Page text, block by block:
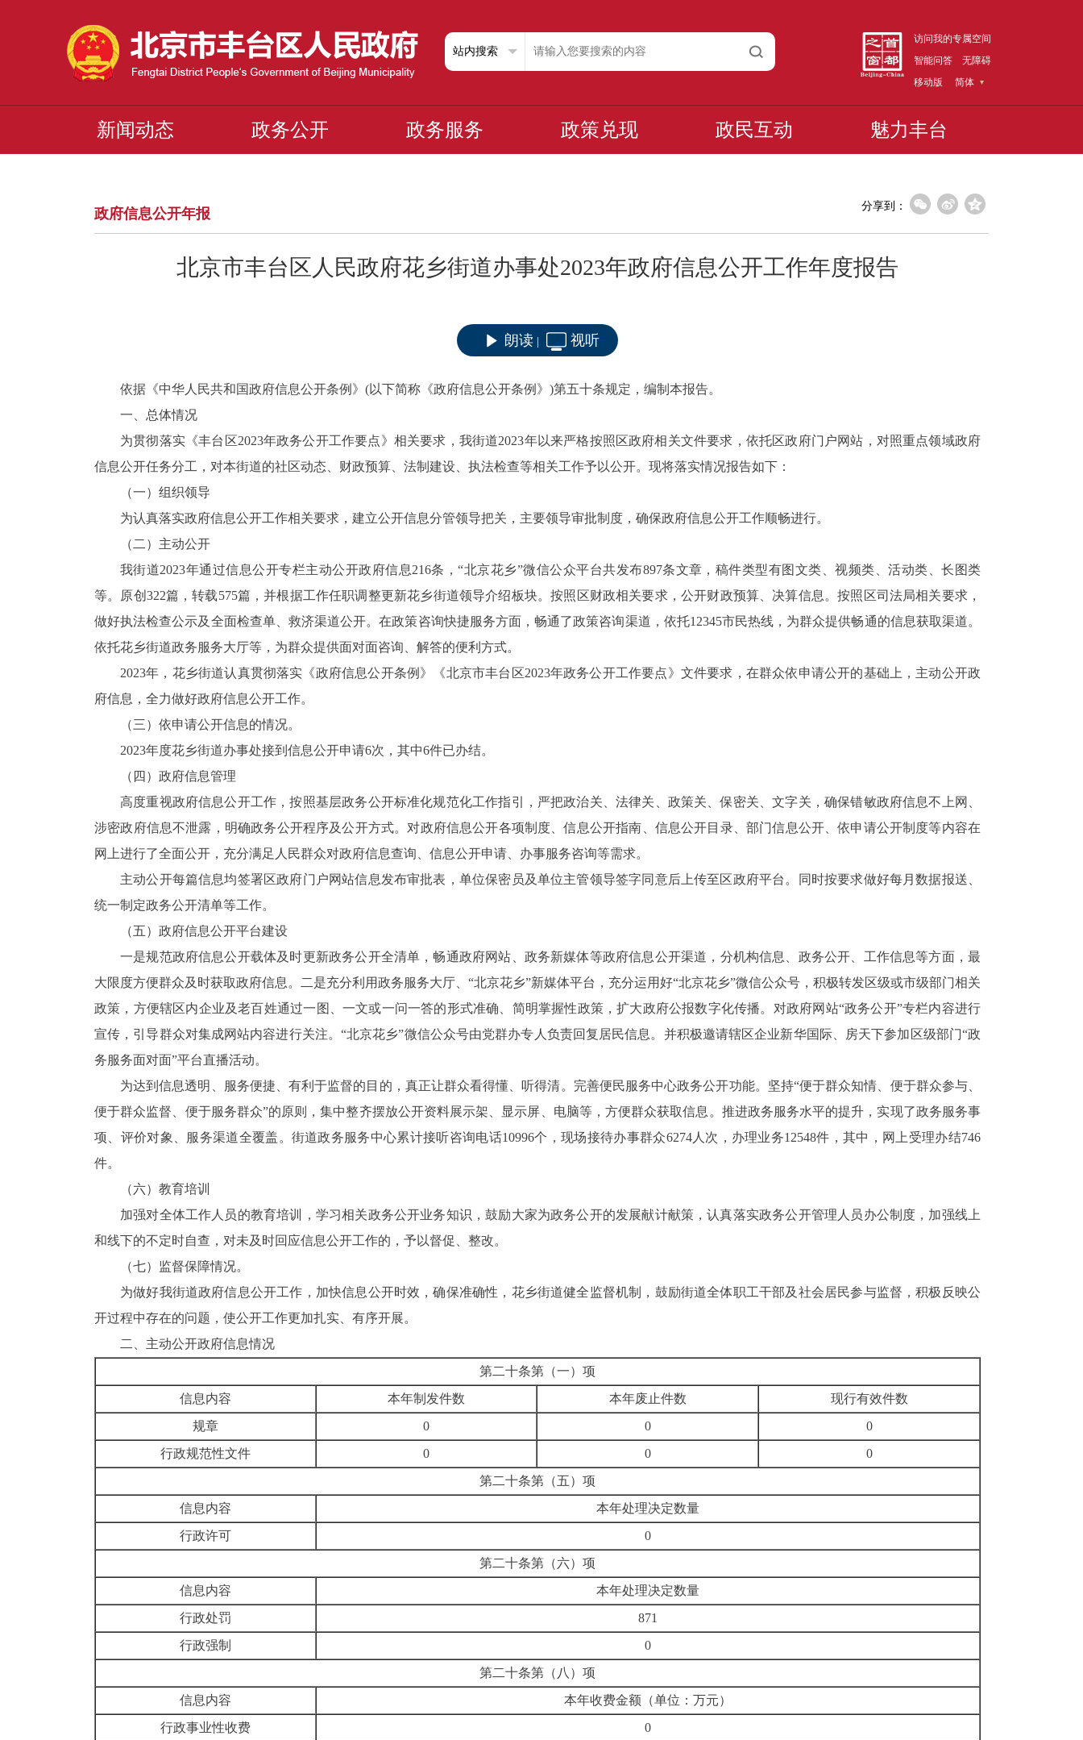
访问我的专属空间
智能问答
无障碍
移动版
简体
新闻动态 政务公开 政务服务 政策兑现 政民互动 魅力丰台
政府信息公开年报 分享到：
北京市丰台区人民政府花乡街道办事处2023年政府信息公开工作年度报告
朗读 视听
依据《中华人民共和国政府信息公开条例》(以下简称《政府信息公开条例》)第五十条规定，编制本报告。
一、 总体情况
为贯彻落实《丰台区2023年政务公开工作要点》相关要求， 我街道2023年以来严格按照区政府相关文件要求，依托区政府门户网站，对照重点领域政府
信息公开任务分工，对本街道的社区动态、财政预算、 法制建设、执法检查等相关工作予以公开。 现将落实情况报告如下：
（一） 组织领导
为认真落实政府信息公开工作相关要求，建立公开信息分管领导把关，主要领导审批制度，确保政府信息公开工作顺畅进行。
（二） 主动公开
我街道2023年通过信息公开专栏主动公开政府信息216条，“北京花乡”微信公众平台共发布897条文章，稿件类型有图文类、视频类、活动类、长图类
等。原创322篇，转载575篇 ，并根据工作任职调整更新花乡街道领导介绍板块。按照区财政相关要求，公开财政预算、决算信息。按照区司法局相关要求，
做好执法检查公示及全面检查单、救济渠道公开。在政策咨询快捷服务方面，畅通了政策咨询渠道，依托12345市民热线，为群众提供畅通的信息获取渠道。
依托花乡街道政务服务大厅等，为群众提供面对面咨询、解答的便利方式。
2023年， 花乡街道认真贯彻落实《政府信息公开条例》《北京市丰台区2023年政务公开工作要点》 文件要求 ，在群众依申请公开的基础上，主动公开政
府信息，全力做好政府信息公开工作。
（三） 依申请公开信息的情况。
2023年度花乡街道办事处接到信息公开申请6次，其中6件已办结。
（四） 政府信息管理
高度重视政府信息公开工作，按照基层政务公开标准化规范化工作指引，严把政治关、法律关、政策关、保密关、文字关，确保错敏政府信息不上网、
涉密政府信息不泄露 ， 明确政务公开程序及公开方式。 对政府信息公开各项制度、信息公开指南、信息公开目录、部门信息公开、依申请公开制度等内容在
网上进行了全面公开，充分满足人民群众对政府信息查询、信息公开申请、办事服务咨询等需求。
主动公开每篇信息均签署区政府门户网站信息发布审批表，单位保密员及单位主管领导签字同意后上传至区政府平台。
同时按要求做好每月数据报送、
统一制定政务公开清单等工作。
（五） 政府信息公开平台建设
一是规范政府信息公开载体及时更新政务公开全清单，畅通政府网站、政务新媒体等政府信息公开渠道，分机构信息、政务公开、工作信息等方面，最
大限度方便群众及时获取政府信息。二是充分利用政务服务大厅、“北京花乡”新媒体平台，充分运用好“北京花乡”微信公众号，积极转发区级或市级部门相关
政策，方便辖区内企业及老百姓通过一图、一文或一问一答的形式准确、简明掌握性政策，扩大政府公报数字化传播。对政府网站“政务公开”专栏内容进行
宣传，引导群众对集成网站内容进行关注。“北京花乡”微信公众号由党群办专人负责回复居民信息。 并积极邀请辖区企业新华国际、房天下参加区级部门“政
务服务面对面”平台直播活动。
为达到信息透明、服务便捷、有利于监督的目的，真正让群众看得懂、听得清。完善便民服务中心政务公开功能。坚持“便于群众知情、便于群众参与、
便于群众监督、便于服务群众”的原则，集中整齐摆放公开资料展示架、显示屏、电脑等，方便群众获取信息。推进政务服务水平的提升，实现了政务服务事
项、评价对象、服务渠道全覆盖。街道政务服务中心累计接听咨询电话10996个，现场接待办事群众6274人次，办理业务12548件，其中，网上受理办结746
件。
（六） 教育培训
加强对全体工作人员的教育培训，学习相关政务公开业务知识，鼓励大家为政务公开的发展献计献策，认真落实政务公开管理人员办公制度，加强线上
和线下的不定时自查， 对未及时回应信息公开工作的，予以督促、整改。
（七） 监督保障情况。
为做好我街道政府信息公开工作，加快信息公开时效 ，确保准确性 ，花乡街道健全监督机制，鼓励街道全体职工干部及社会居民参与监督，积极反映公
开过程中存在的问题，使公开工作更加扎实、有序开展。
二、 主动公开政府信息情况
第二十条第（一）项
信息内容
本年制发件数 本年废止件数
现行有效件数
规章
0 0
0
行政规范性文件
0 0
0
第二十条第（五）项
信息内容
本年处理决定数量
行政许可
0
第二十条第（六）项
信息内容
本年处理决定数量
行政处罚
871
行政强制
0
第二十条第（八）项
信息内容
本年收费金额（单位：万元）
行政事业性收费
0